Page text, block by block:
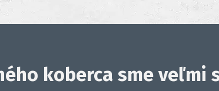
problémov, povrch